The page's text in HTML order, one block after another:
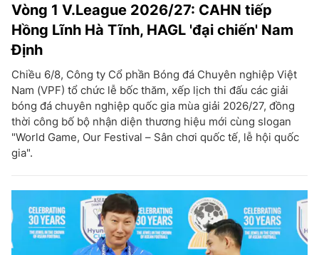
Vòng 1 V.League 2026/27: CAHN tiếp
Hồng Lĩnh Hà Tĩnh, HAGL 'đại chiến' Nam
Định
Chiều 6/8, Công ty Cổ phần Bóng đá Chuyên nghiệp Việt
Nam (VPF) tổ chức lễ bốc thăm, xếp lịch thi đấu các giải
bóng đá chuyên nghiệp quốc gia mùa giải 2026/27, đồng
thời công bố bộ nhận diện thương hiệu mới cùng slogan
"World Game, Our Festival – Sân chơi quốc tế, lễ hội quốc
gia".